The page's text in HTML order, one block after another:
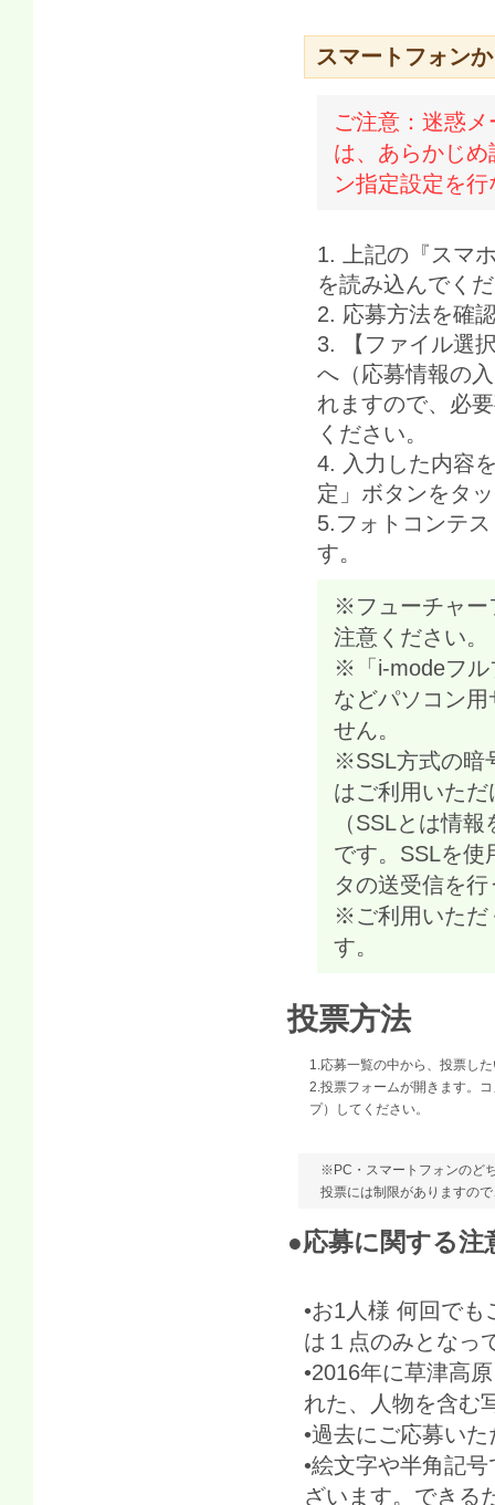
スマートフォン
ご注意：迷惑
は、あらかじ
ン指定設定を
1. 上記の『スマ
を読み込んでく
2. 応募方法を確
3. 【ファイル選
へ（応募情報の
れますので、必
ください。
4. 入力した内容
定」ボタンをタ
5.フォトコンテ
す。
※フューチャー
注意ください
※「i-modeフル
などパソコン
せん。
※SSL方式の暗
はご利用いた
（SSLとは情
です。SSLを使
タの送受信を
※ご利用いただ
す。
投票方法
1.応募一覧の中から、投票し
2.投票フォームが開きます。
プ）してください。
※PC・スマートフォンのど
投票には制限がありますの
●応募に関する注
•お1人様 何回で
は１点のみとなっ
•2016年に草津高
れた、人物を含む
•過去にご応募い
•絵文字や半角記
ざいます。できる